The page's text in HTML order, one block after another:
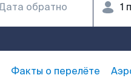
Факты о перелёте